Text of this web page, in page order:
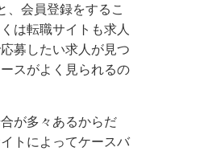
、会員登録をするこ
は転職サイトも求人
募したい求人が見つ
スがよく見られるの
が多々あるからだ
トによってケースバ